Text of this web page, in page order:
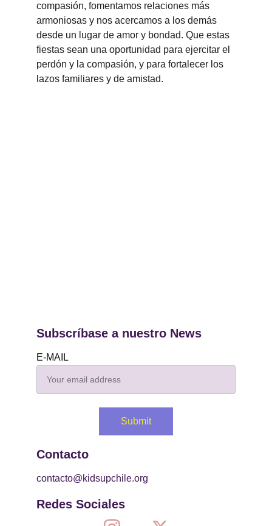
compasión, fomentamos relaciones más
armoniosas y nos acercamos a los demás
desde un lugar de amor y bondad. Que estas
fiestas sean una oportunidad para ejercitar el
perdón y la compasión, y para fortalecer los
lazos familiares y de amistad.
Contacto
E-MAIL
Submit
contacto@kidsupchile.org
Redes Sociales
Subscríbase a nuestro News